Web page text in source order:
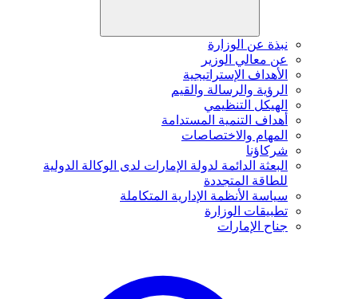
نبذة عن الوزارة
عن معالي الوزير
الأهداف الإستراتيجية
الرؤية والرسالة والقيم
الهيكل التنظيمي
أهداف التنمية المستدامة
المهام والاختصاصات
شركاؤنا
البعثة الدائمة لدولة الإمارات لدى الوكالة الدولية
للطاقة المتجددة
سياسة الأنظمة الإدارية المتكاملة
تطبيقات الوزارة
جناح الإمارات